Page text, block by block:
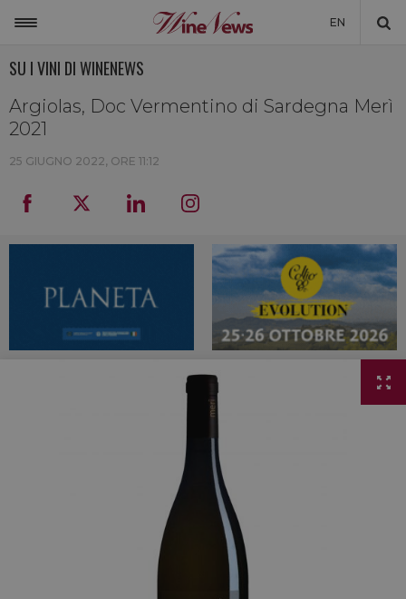
EN
MONDO
LA CANTINA DI WINENEWS
DICONO DI NOI
WINENEWS TV
SU I VINI DI WINENEWS
Argiolas, Doc Vermentino di Sardegna Merì
2021
25 GIUGNO 2022, ORE 11:12